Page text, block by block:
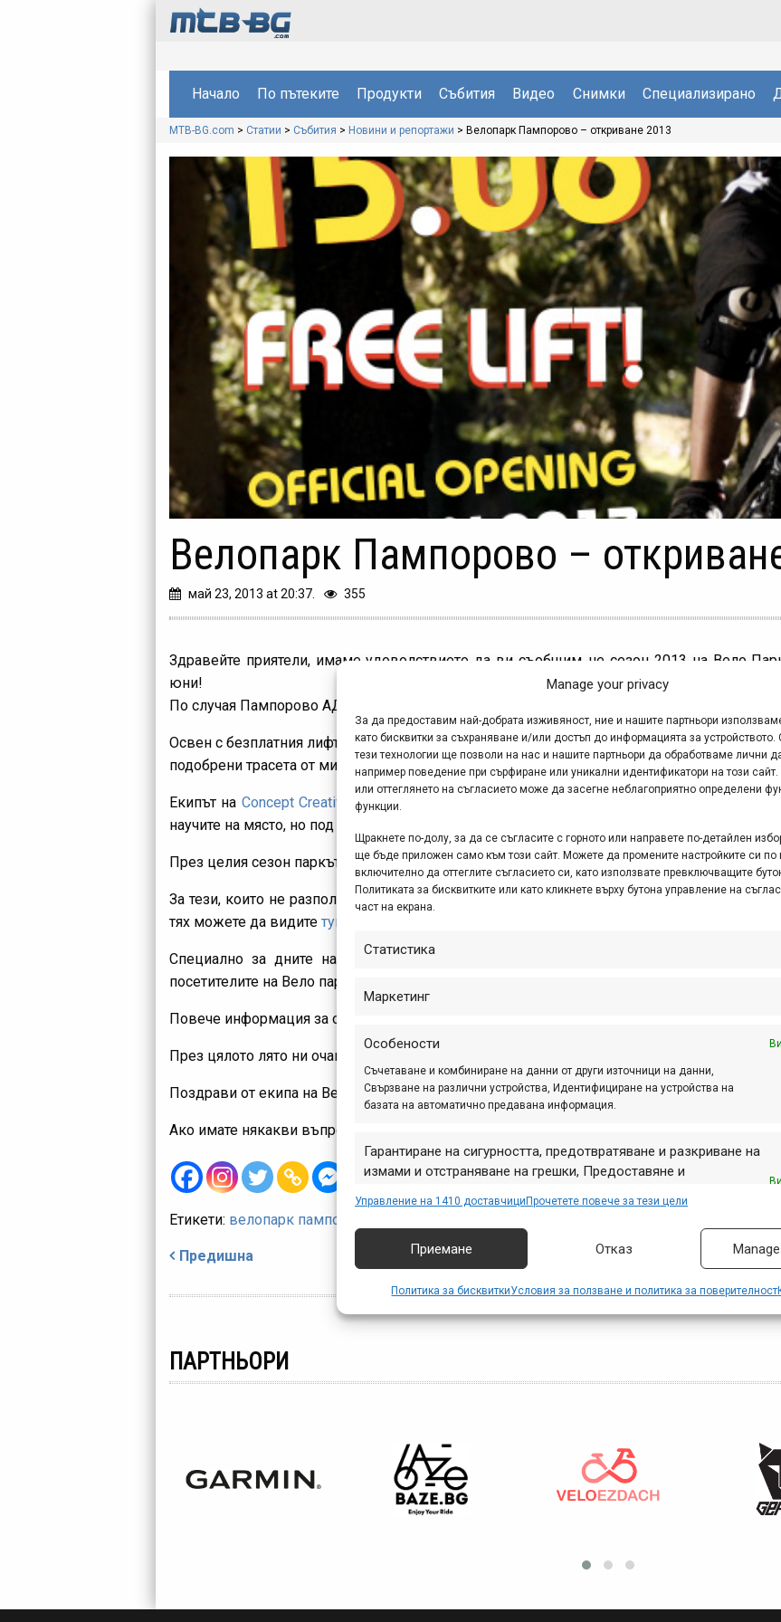
Manage your privacy
За да предоставим най-добрата изживяност, ние и нашите партньори
като бисквитки за съхраняване и/или достъп до информацията за устройството.
тези технологии ще позволи на нас и нашите партньори да обработваме лични
например поведение при сърфиране или уникални идентификатори на този
или оттеглянето на съгласието може да засегне неблагоприятно определени
функции.
Щракнете по-долу, за да се съгласите с горното или направете по-детайлен
ще бъде приложен само към този сайт. Можете да промените настройките си по
включително да оттеглите съгласието си, като използвате превключващите
Политиката за бисквитките или като кликнете върху бутона управление на
част на екрана.
Статистика
Маркетинг
Особености
Съчетаване и комбиниране на данни от други източници на данни,
Свързване на различни устройства, Идентифициране на устройства на
базата на автоматично предавана информация.
Гарантиране на сигурността, предотвратяване и разкриване на
измами и отстраняване на грешки, Предоставяне и
съобщаване на избори за поверителност.
Управление на 1410 доставчици Прочетете повече за тези цели
Приемане Отказ
Политика за бисквиткиУсловия за ползване и политика за поверителност
Начало По пътеките Продукти Събития Видео Снимки Специализирано
MTB-BG.com > Статии > Събития > Новини и репортажи > Велопарк Пампорово – откриване 2013
Велопарк Пампорово –
май 23, 2013 at 20:37. 355
Здравейте приятели, имаме удоволствието да ви съобщим, че сезон 2013 на Вело
юни!
По случая Пампорово АД реши да зарадва своите посетители с безплатен лифт за деня
Освен с безплатния лифт Вело Парк Пампорово ще зарадва почитателите си с много
подобрени трасета от миналия сезон.
Екипът на Concept Creative
– основен партньор и дизайнер на трасетата на парка, ви
научите на място, но под секрeт ще ви кажем, че мечтите понякога се сбъдват. 😉
През целия сезон паркът ще работи без почивен ден, а разписанието на лифтовете
За тези, които не разполагат със собствен байк, на разположение отново ще бъдат
тях можете да видите тук
Специално за дните на откриването нашите партньори от
са
посетителите на Вело парка, които можете да видите
Повече информация за откриването на сезона очаквайте съвсем скоро!
През цялото лято ни очакват много положителни емоции, състезания и други интересни
Поздрави от екипа на Вело Парк Пампорово и ще се видим скоро!
Ако имате някакви въпроси, не се колебайте да се свържете с
Етикети: велопарк пампорово
Навигация
Предишна
ПАРТНЬОРИ